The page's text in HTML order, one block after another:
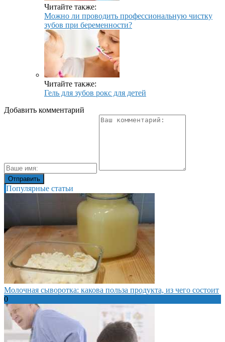
Читайте также:
Можно ли проводить профессиональную чистку
зубов при беременности?
Читайте также:
Гель для зубов рокс для детей
Добавить комментарий
Популярные статьи
Молочная сыворотка: какова польза продукта, из чего состоит
0